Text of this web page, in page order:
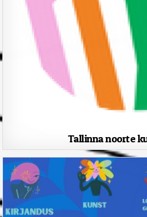
Tallinna noorte